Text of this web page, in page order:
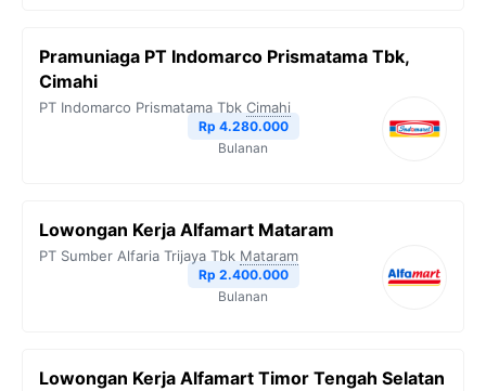
Pramuniaga PT Indomarco Prismatama Tbk,
Cimahi
PT Indomarco Prismatama Tbk Cimahi
Rp 4.280.000
Bulanan
Lowongan Kerja Alfamart Mataram
PT Sumber Alfaria Trijaya Tbk Mataram
Rp 2.400.000
Bulanan
Lowongan Kerja Alfamart Timor Tengah Selatan